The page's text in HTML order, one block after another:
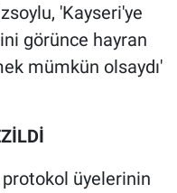
'Kayseri'ye
görünce hayran
mümkün olsaydı'
protokol üyelerinin